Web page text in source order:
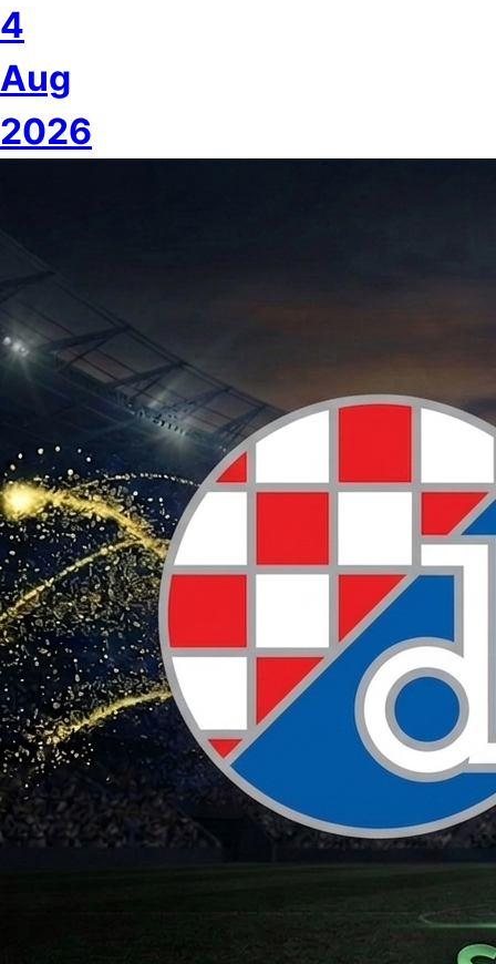
4
Aug
2026